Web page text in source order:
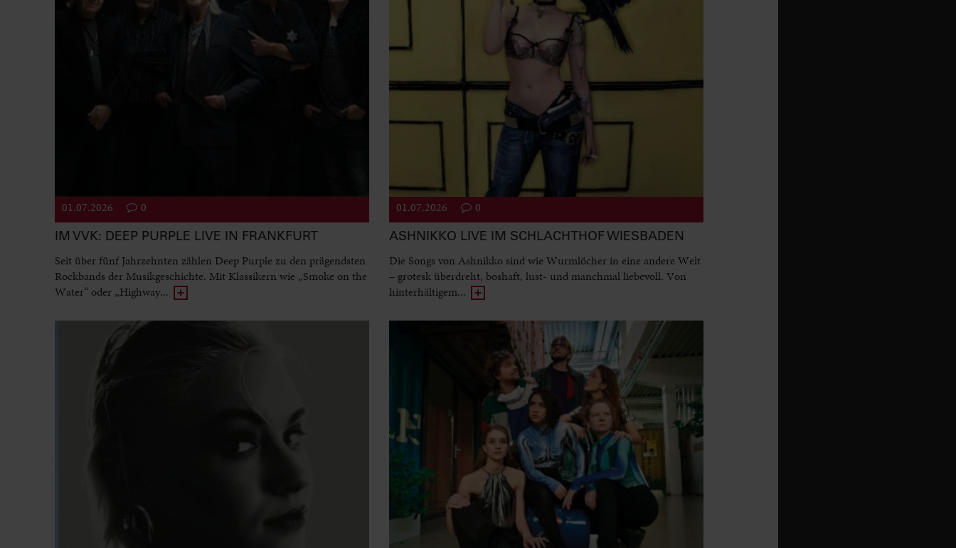
01.07.2026 0
IM VVK: DEEP PURPLE LIVE IN FRANKFURT
Seit über fünf Jahrzehnten zählen Deep Purple zu den prägendsten
Rockbands der Musikgeschichte. Mit Klassikern wie „Smoke on the
Water“ oder „Highway...
01.07.2026 0
ASHNIKKO LIVE IM SCHLACHTHOF WIESBADEN
Die Songs von Ashnikko sind wie Wurmlöcher in eine andere Welt
– grotesk überdreht, boshaft, lust- und manchmal liebevoll. Von
hinterhältigem...